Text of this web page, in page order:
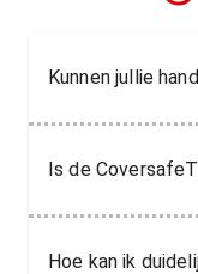
Kunnen jullie
Is de
Hoe kan ik